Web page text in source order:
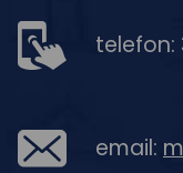
telefon:
email: